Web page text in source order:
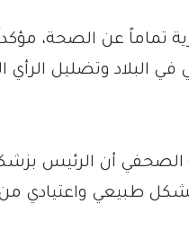
تماماً عن الصحة،
البلاد وتضليل الرأي
أن الرئيس
طبيعي واعتيادي